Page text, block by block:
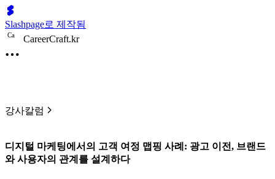
Slashpage로 제작됨
Ca CareerCraft.kr
강사칼럼
디지털 마케팅에서의 고객 여정 맵핑 사례: 광고 이전, 브랜드
와 사용자의 관계를 설계하다